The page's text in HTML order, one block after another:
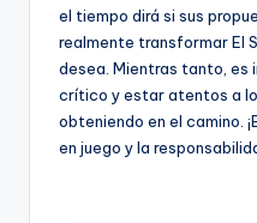
el tiempo dirá si sus
realmente transformar El
desea. Mientras tanto, es
crítico y estar atentos a
obteniendo en el camino.
en juego y la